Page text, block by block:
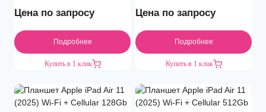
Цена по запросу
Подробнее
Купить в 1 клик
Цена по запросу
Подробнее
Купить в 1 клик